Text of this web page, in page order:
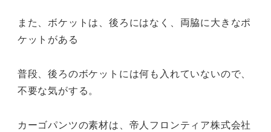
また、ボケットは、後ろにはなく、両脇に大きなポ
ケットがある
普段、後ろのボケットには何も入れていないので、
不要な気がする。
カーゴパンツの素材は、帝人フロンティア株式会社